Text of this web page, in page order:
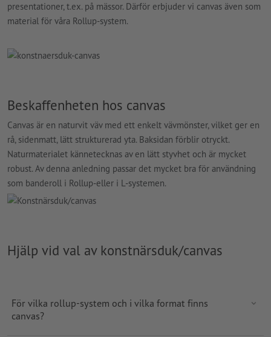
presentationer, t.ex. på mässor. Därför erbjuder vi canvas även som
material för våra Rollup-system.
Beskaffenheten hos canvas
Canvas är en naturvit väv med ett enkelt vävmönster, vilket ger en
rå, sidenmatt, lätt strukturerad yta. Baksidan förblir otryckt.
Naturmaterialet kännetecknas av en lätt styvhet och är mycket
robust. Av denna anledning passar det mycket bra för användning
som banderoll i Rollup-eller i L-systemen.
Hjälp vid val av konstnärsduk/canvas
För vilka rollup-system och i vilka format finns
canvas?